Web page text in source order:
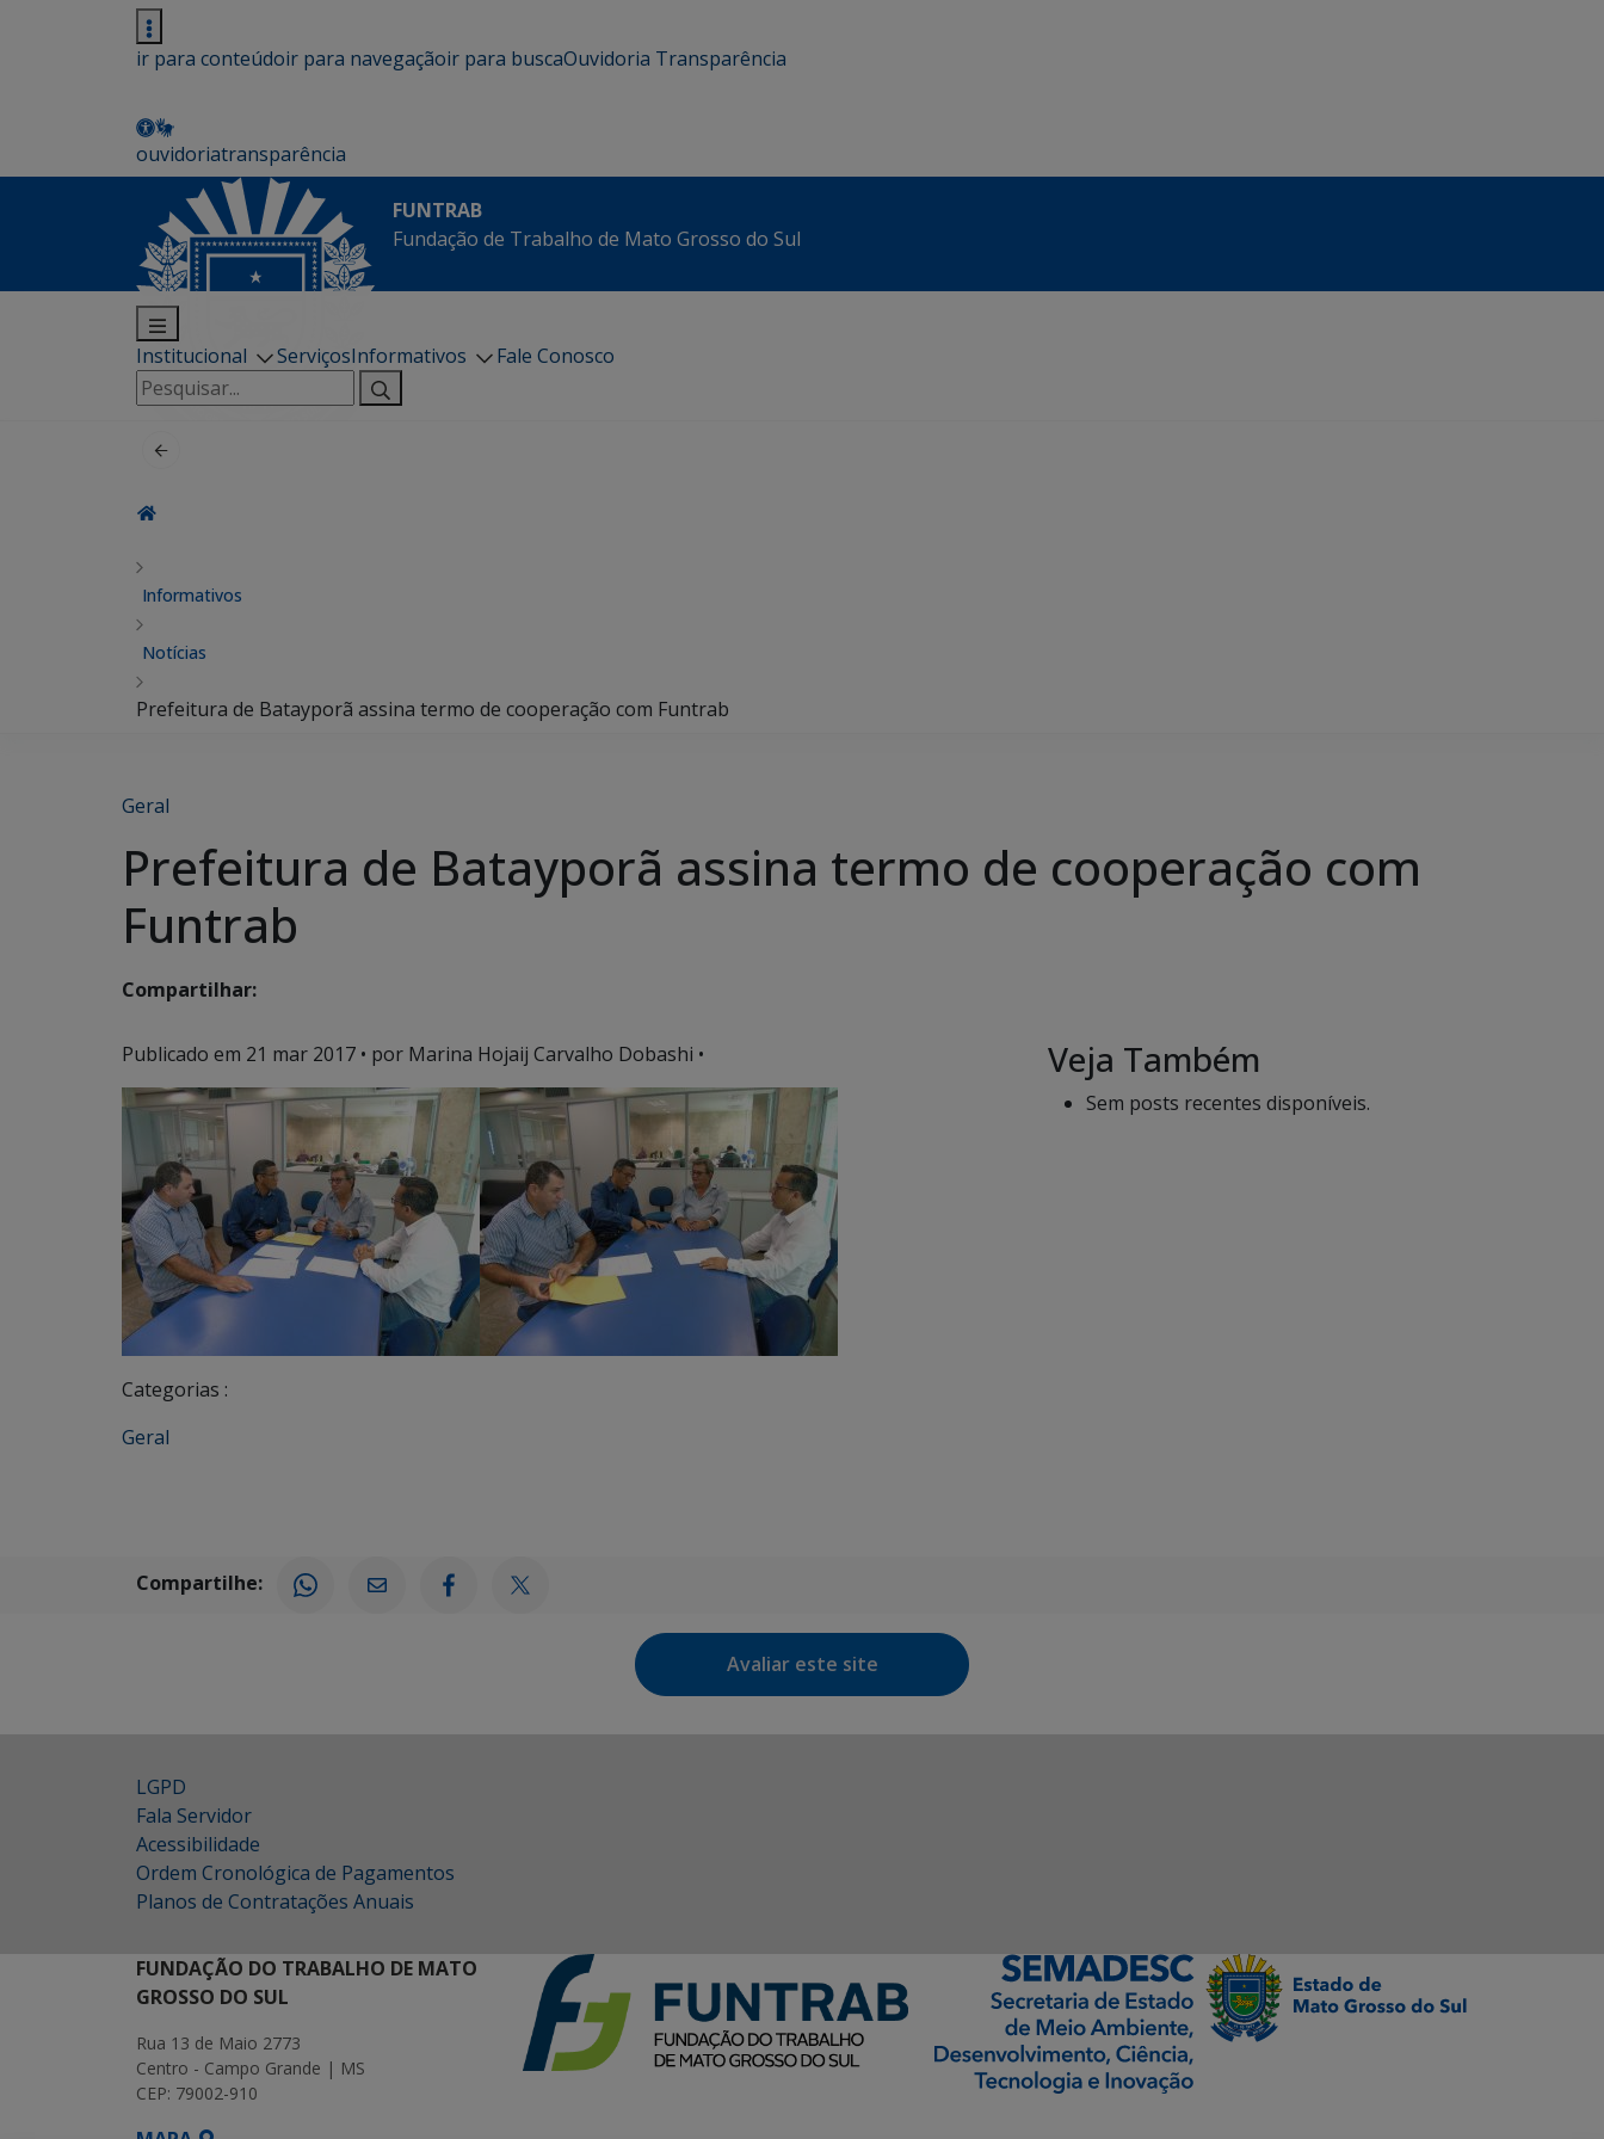
ir para conteúdoir para navegaçãoir para buscaOuvidoria Transparência
ouvidoriatransparência
FUNTRAB
Fundação de Trabalho de Mato Grosso do Sul
Institucional ServiçosInformativos
Fale Conosco
Pesquisar
por:
Informativos
Notícias
Prefeitura de Batayporã assina termo de cooperação com Funtrab
Geral
Prefeitura de Batayporã assina termo de cooperação com
Funtrab
Compartilhar:
Publicado em 21 mar 2017 • por Marina Hojaij Carvalho Dobashi •
Categorias :
Geral
Veja Também
Sem posts recentes disponíveis.
Compartilhe:
Avaliar este site
LGPD
Fala Servidor
Acessibilidade
Ordem Cronológica de Pagamentos
Planos de Contratações Anuais
FUNDAÇÃO DO TRABALHO DE MATO
GROSSO DO SUL
Rua 13 de Maio 2773
Centro - Campo Grande | MS
CEP: 79002-910